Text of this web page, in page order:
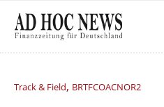
Track & Field, BRTFCOACNOR2